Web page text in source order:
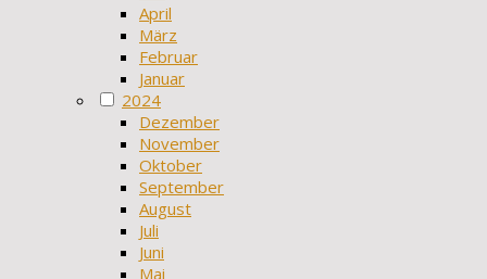
April
März
Februar
Januar
2024
Dezember
November
Oktober
September
August
Juli
Juni
Mai